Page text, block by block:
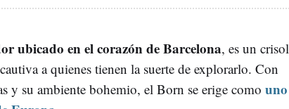
ubicado en el corazón de Barcelona, es un crisol
a quienes tienen la suerte de explorarlo. Con
y su ambiente bohemio, el Born se erige como uno